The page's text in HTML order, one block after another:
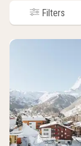
Filters